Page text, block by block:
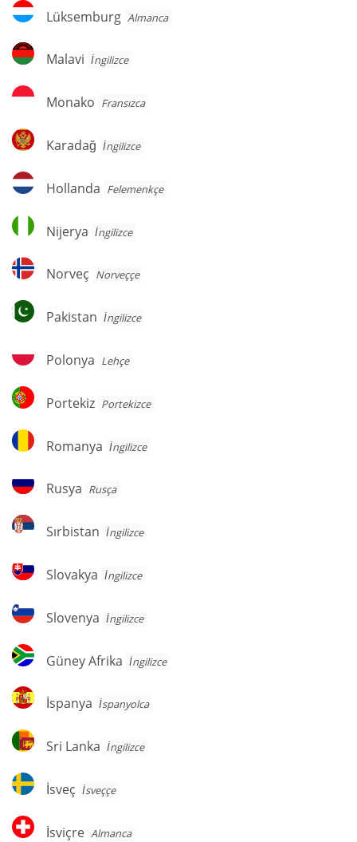
Lüksemburg
Lüksemburg Almanca
Malavi
Malavi İngilizce
Monako
Monako Fransızca
Karadağ
Karadağ İngilizce
Hollanda
Hollanda Felemenkçe
Nijerya
Nijerya İngilizce
Norveç
Norveç Norveççe
Pakistan
Pakistan İngilizce
Polonya
Polonya Lehçe
Portekiz
Portekiz Portekizce
Romanya
Romanya İngilizce
Rusya
Rusya Rusça
Sırbistan
Sırbistan İngilizce
Slovakya
Slovakya İngilizce
Slovenya
Slovenya İngilizce
Güney
Afrika
Güney Afrika İngilizce
İspanya
İspanya İspanyolca
Sri
Lanka
Sri Lanka İngilizce
İsveç
İsveç İsveççe
İsviçre
İsviçre Almanca